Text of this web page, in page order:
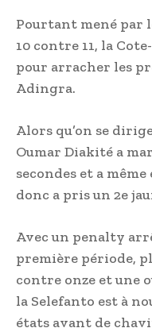
Pourtant mené par
10 contre 11, la
pour arracher les
Adingra.
Alors qu’on se
Oumar Diakité a
secondes et a
donc a pris un 2e
Avec un penalty
première période,
contre onze et une
la Selefanto est à
états avant de